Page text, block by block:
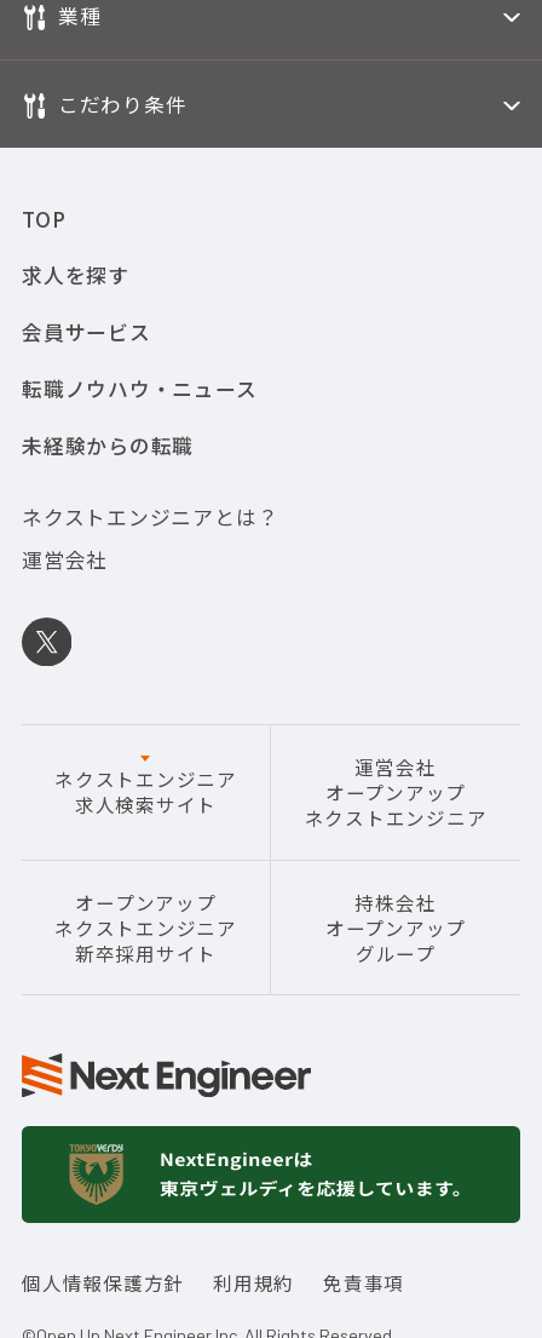
業種
こだわり条件
TOP
求人を探す
会員サービス
転職ノウハウ・ニュース
未経験からの転職
ネクストエンジニアとは？
運営会社
ネクストエンジニア
求人検索サイト
運営会社
オープンアップ
ネクストエンジニア
オープンアップ
ネクストエンジニア
新卒採用サイト
持株会社
オープンアップ
グループ
個人情報保護方針 利用規約 免責事項